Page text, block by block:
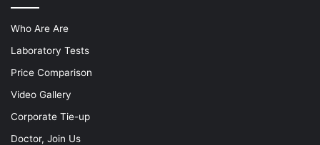
Who Are Are
Laboratory Tests
Price Comparison
Video Gallery
Corporate Tie-up
Doctor, Join Us